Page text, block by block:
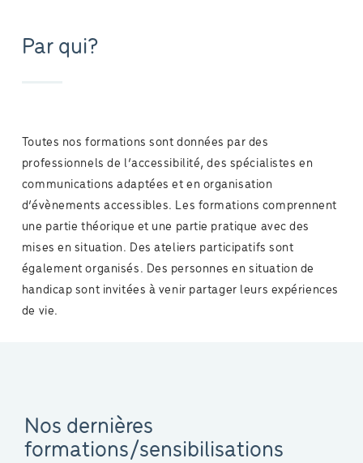
Par qui?
Toutes nos formations sont données par des
professionnels de l’accessibilité, des spécialistes en
communications adaptées et en organisation
d’évènements accessibles. Les formations comprennent
une partie théorique et une partie pratique avec des
mises en situation. Des ateliers participatifs sont
également organisés. Des personnes en situation de
handicap sont invitées à venir partager leurs expériences
de vie.
Nos dernières
formations/sensibilisations